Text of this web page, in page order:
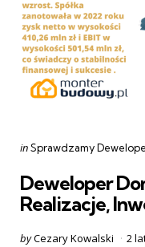
Categories
Posted
inSprawdzamy
Deweloper
Realizacje,
Posted
byCezary Kowalski 2